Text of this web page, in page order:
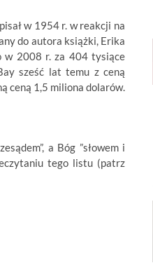
w 1954 r. w reakcji na
do autora książki, Erika
w 2008 r. za 404 tysiące
sześć lat temu z ceną
ceną 1,5 miliona dolarów.
a Bóg ”słowem i
tego listu (patrz